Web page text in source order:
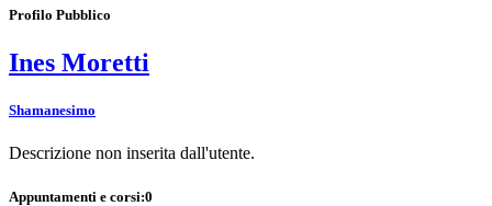
Profilo Pubblico
Ines Moretti
Shamanesimo
Descrizione non inserita dall'utente.
Appuntamenti e corsi:0